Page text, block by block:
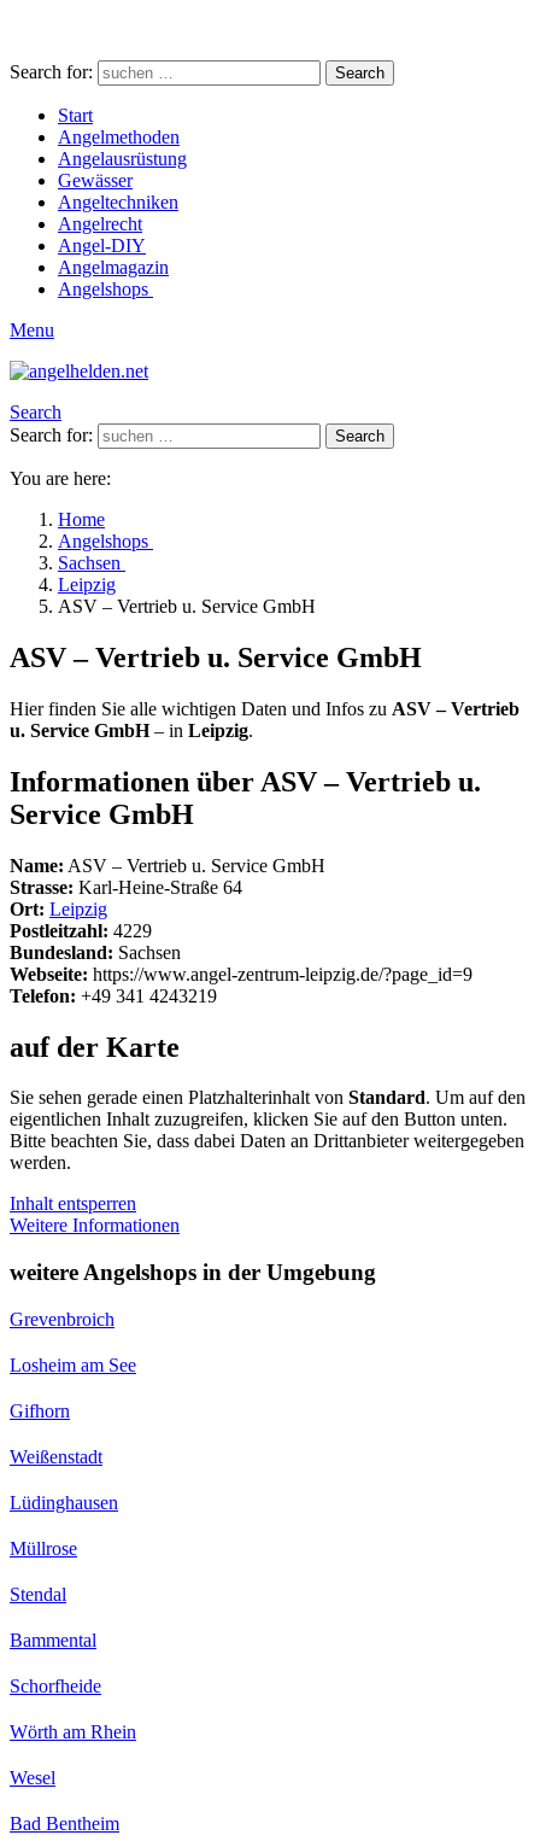
Search for: Search
Start
Angelmethoden
Angelausrüstung
Gewässer
Angeltechniken
Angelrecht
Angel-DIY
Angelmagazin
Angelshops
Menu
Search
Search for:
Search
You are here:
Home
Angelshops
Sachsen
Leipzig
ASV – Vertrieb u. Service GmbH
ASV – Vertrieb u. Service GmbH
Hier finden Sie alle wichtigen Daten und Infos zu ASV – Vertrieb
u. Service GmbH– in Leipzig.
Informationen über ASV – Vertrieb u.
Service GmbH
Name: ASV – Vertrieb u. Service GmbH
Strasse: Karl-Heine-Straße 64
Ort: Leipzig
Postleitzahl: 4229
Bundesland: Sachsen
Webseite: https://www.angel-zentrum-leipzig.de/?page_id=9
Telefon: +49 341 4243219
auf der Karte
Sie sehen gerade einen Platzhalterinhalt von Standard. Um auf den
eigentlichen Inhalt zuzugreifen, klicken Sie auf den Button unten.
Bitte beachten Sie, dass dabei Daten an Drittanbieter weitergegeben
werden.
Inhalt entsperren
Weitere Informationen
weitere Angelshops in der Umgebung
Grevenbroich
Losheim am See
Gifhorn
Weißenstadt
Lüdinghausen
Müllrose
Stendal
Bammental
Schorfheide
Wörth am Rhein
Wesel
Bad Bentheim